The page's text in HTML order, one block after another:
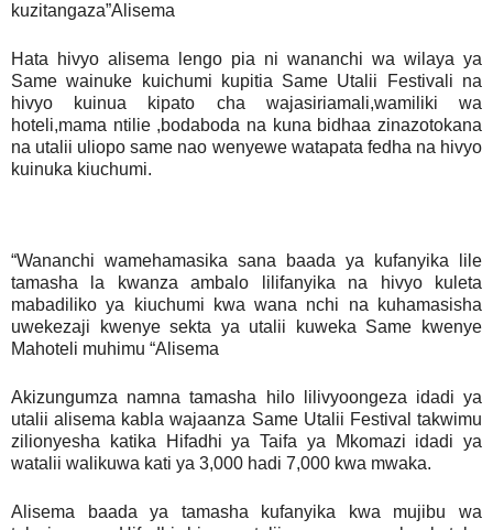
kuzitangaza”Alisema
Hata hivyo alisema lengo pia ni wananchi wa wilaya ya
Same wainuke kuichumi kupitia Same Utalii Festivali na
hivyo kuinua kipato cha wajasiriamali,wamiliki wa
hoteli,mama ntilie ,bodaboda na kuna bidhaa zinazotokana
na utalii uliopo same nao wenyewe watapata fedha na hivyo
kuinuka kiuchumi.
“Wananchi wamehamasika sana baada ya kufanyika lile
tamasha la kwanza ambalo lilifanyika na hivyo kuleta
mabadiliko ya kiuchumi kwa wana nchi na kuhamasisha
uwekezaji kwenye sekta ya utalii kuweka Same kwenye
Mahoteli muhimu “Alisema
Akizungumza namna tamasha hilo lilivyoongeza idadi ya
utalii alisema kabla wajaanza Same Utalii Festival takwimu
zilionyesha katika Hifadhi ya Taifa ya Mkomazi idadi ya
watalii walikuwa kati ya 3,000 hadi 7,000 kwa mwaka.
Alisema baada ya tamasha kufanyika kwa mujibu wa